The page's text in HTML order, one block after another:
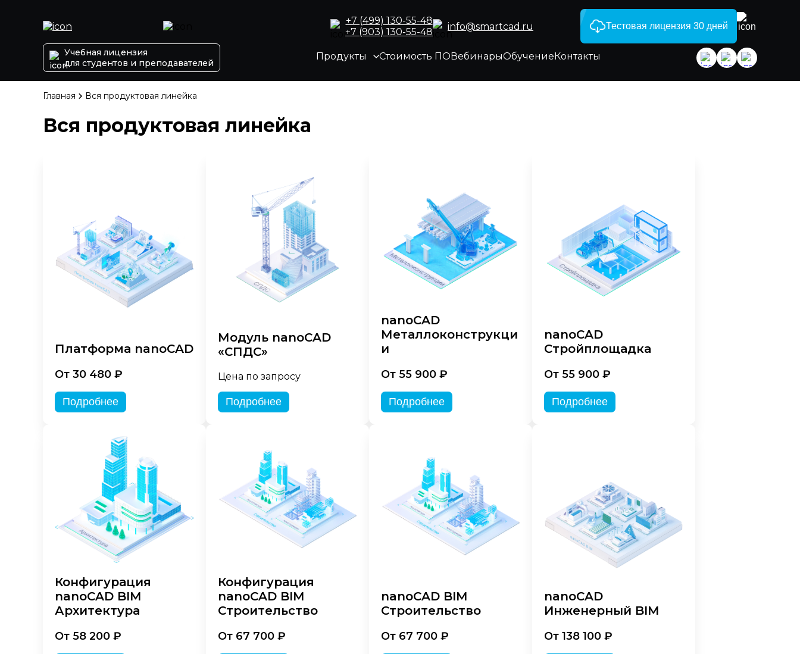
+7 (499) 130-55-48
+7 (903) 130-55-48
info@smartcad.ru Тестовая лицензия 30 дней
Учебная лицензия
для студентов и преподавателей
Продукты Стоимость ПОВебинарыОбучениеКонтакты
Главная Вся продуктовая линейка
Вся продуктовая линейка
Платформа nanoCAD
От 30 480 ₽
Подробнее
Модуль nanoCAD
«СПДС»
Цена по запросу
Подробнее
nanoCAD
Металлоконструкци
и
От 55 900 ₽
Подробнее
nanoCAD
Стройплощадка
От 55 900 ₽
Подробнее
Конфигурация
nanoCAD BIM
Архитектура
От 58 200 ₽
Конфигурация
nanoCAD BIM
Строительство
От 67 700 ₽
nanoCAD BIM
Строительство
От 67 700 ₽
nanoCAD
Инженерный BIM
От 138 100 ₽